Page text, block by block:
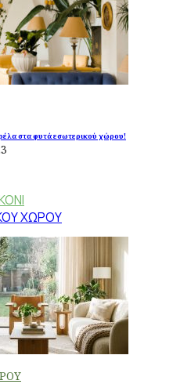
στα φυτά εσωτερικού χώρου!
ΧΩΡΟΥ